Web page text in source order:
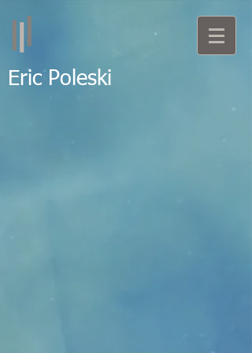
Eric Poleski